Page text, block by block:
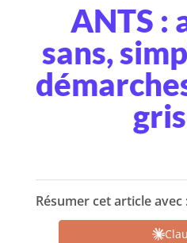
ANTS :
sans,
Résumer cet article avec